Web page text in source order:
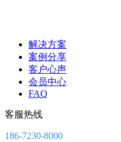
解决方案
案例分享
客户心声
会员中心
FAQ
客服热线
186-7230-8000